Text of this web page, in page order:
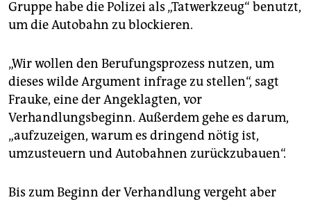
Gruppe habe die Polizei als „Tatwerkzeug“ benutzt,
um die Autobahn zu blockieren.
„Wir wollen den Berufungsprozess nutzen, um
dieses wilde Argument infrage zu stellen“, sagt
Frauke, eine der Angeklagten, vor
Verhandlungsbeginn. Außerdem gehe es darum,
„aufzuzeigen, warum es dringend nötig ist,
umzusteuern und Autobahnen zurückzubauen“.
Bis zum Beginn der Verhandlung vergeht aber